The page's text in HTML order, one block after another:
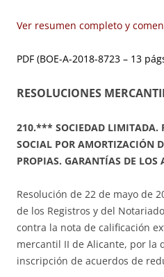
Ver resumen completo y
PDF (BOE-A-2018-8723 – 13
RESOLUCIONES
210.*** SOCIEDAD LIMITADA.
SOCIAL POR AMORTIZACIÓN
PROPIAS. GARANTÍAS DE LOS
Resolución de 22 de mayo de
de los Registros y del
contra la nota de calificación
mercantil II de Alicante, por la
inscripción de acuerdos de